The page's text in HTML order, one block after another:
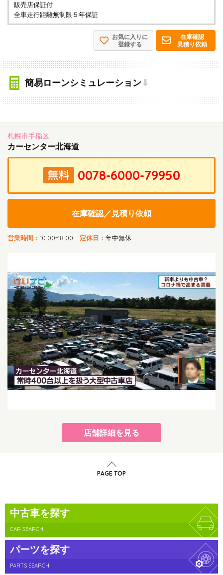
販売店保証付
全車走行距離無制限５年保証
在庫確認
見積り依頼
お気に入りに
登録する
簡易ローンシミュレーション⬇
札幌市手稲区
カーセンター北海道
在庫確認／見積り依頼
営業時間： 10:00~18:00 定休日： 年中無休
店舗詳細を見る
PAGE TOP
中古車を探す
CAR SEARCH
パーツを探す
PARTS SEARCH